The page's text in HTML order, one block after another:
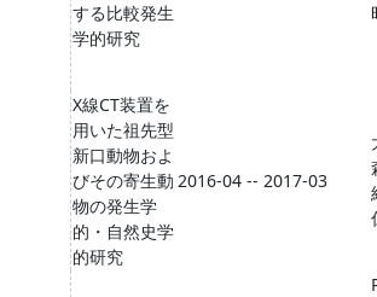
する比較発生
学的研究
X線CT装置を
用いた祖先型
新口動物およ
びその寄生動
物の発生学
的・自然史学
的研究
2016-04 -- 2017-03